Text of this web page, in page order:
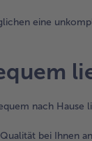
eine
nach
bei Ihnen